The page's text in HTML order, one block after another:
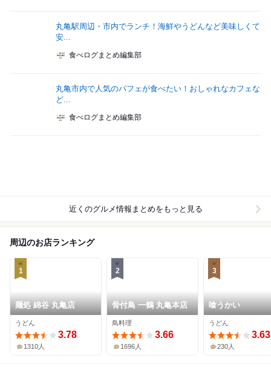
丸亀駅周辺・市内でランチ！海鮮やうどんなど美味しくて
安...
食べログまとめ編集部
丸亀市内で人気のパフェが食べたい！おしゃれなカフェな
ど...
食べログまとめ編集部
近くのグルメ情報まとめをもっと見る
周辺のお店ランキング
1
麺処 綿谷 丸亀店
うどん
3.78
1310人
2
骨付鳥 一鶴 丸亀本店
鳥料理
3.66
1696人
3
喰うかい
うどん
3.63
230人